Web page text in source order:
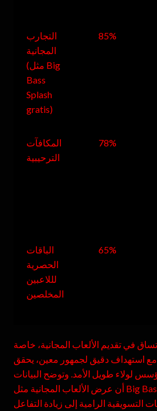
التجارب
المجانية
(مثل Big
Bass
Splash
gratis)
85%
المكافآت
الترحيبية
78%
الباقات
الحصرية
لللاعبين
المخلصين
65%
في تقديم الألعاب المجانية، خاصة
استهداف دقيق لجمهور معين، يحقق
لولاء طويل الأمد. وتوضح البيانات
أن عرض الألعاب المجانية مثل Big Bass Splash gratis يدعم
التسويقية الرامية إلى زيادة التفاعل